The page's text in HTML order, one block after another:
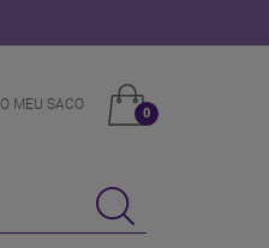
O MEU SACO
0